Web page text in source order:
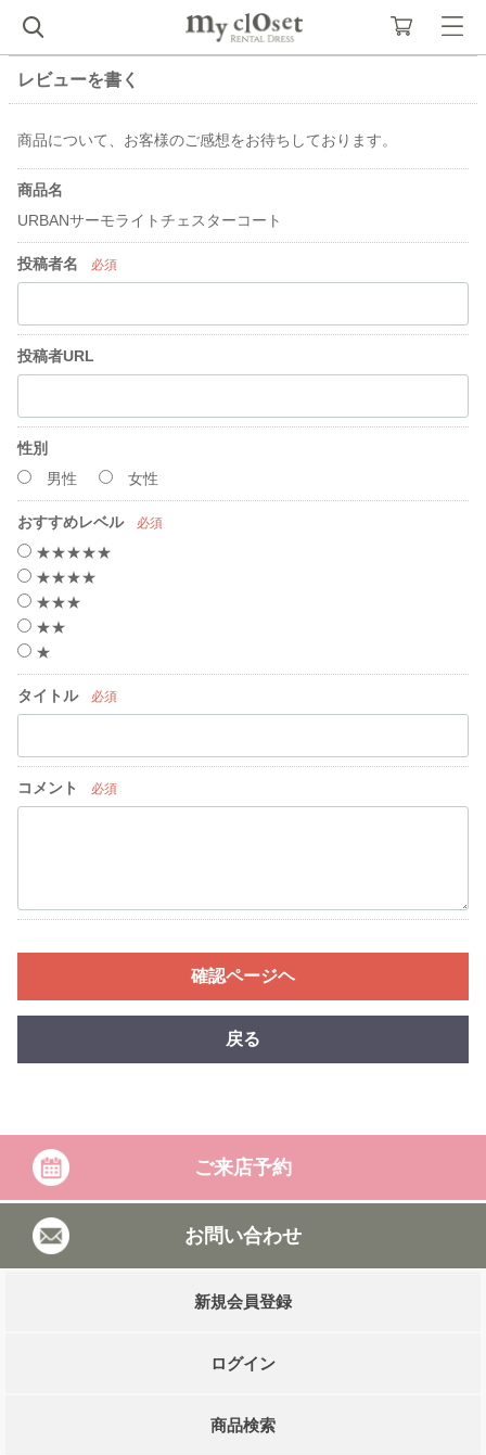
レビューを書く
商品について、お客様のご感想をお待ちしております。
商品名
URBANサーモライトチェスターコート
投稿者名 必須
投稿者URL
性別
男性
女性
おすすめレベル 必須
★★★★★
★★★★
★★★
★★
★
タイトル 必須
コメント 必須
確認ページヘ
戻る
ご来店予約
お問い合わせ
新規会員登録
ログイン
商品検索